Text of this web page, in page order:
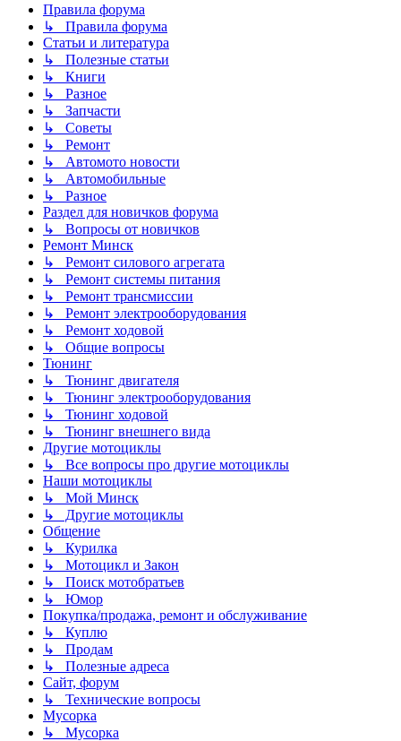
Правила форума
↳ Правила форума
Статьи и литература
↳ Полезные статьи
↳ Книги
↳ Разное
↳ Запчасти
↳ Советы
↳ Ремонт
↳ Автомото новости
↳ Автомобильные
↳ Разное
Раздел для новичков форума
↳ Вопросы от новичков
Ремонт Минск
↳ Ремонт силового агрегата
↳ Ремонт системы питания
↳ Ремонт трансмиссии
↳ Ремонт электрооборудования
↳ Ремонт ходовой
↳ Общие вопросы
Тюнинг
↳ Тюнинг двигателя
↳ Тюнинг электрооборудования
↳ Тюнинг ходовой
↳ Тюнинг внешнего вида
Другие мотоциклы
↳ Все вопросы про другие мотоциклы
Наши мотоциклы
↳ Мой Минск
↳ Другие мотоциклы
Общение
↳ Курилка
↳ Мотоцикл и Закон
↳ Поиск мотобратьев
↳ Юмор
Покупка/продажа, ремонт и обслуживание
↳ Куплю
↳ Продам
↳ Полезные адреса
Сайт, форум
↳ Технические вопросы
Мусорка
↳ Мусорка